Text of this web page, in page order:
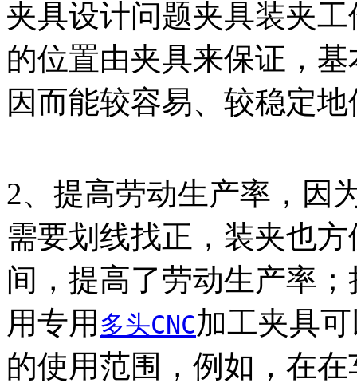
夹具设计问题夹具装夹
的位置由夹具来保证，
因而能较容易、较稳定
2、提高劳动生产率，因
需要划线找正，装夹也
间，提高了劳动生产率
用专用 多头CNC加工夹具
的使用范围，例如，在